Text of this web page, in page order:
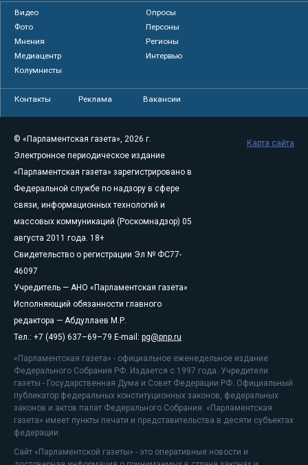
Видео
Опросы
Фото
Персоны
Мнения
Регионы
Медиацентр
Интервью
Колумнисты
Контакты Реклама Вакансии
© «Парламентская газета», 2026 г.
Электронное периодическое издание
«Парламентская газета» зарегистрировано в
Федеральной службе по надзору в сфере
связи, информационных технологий и
массовых коммуникаций (Роскомнадзор) 05
августа 2011 года. 18+
Свидетельство о регистрации Эл № ФС77-
46097
Учредитель — АНО «Парламентская газета»
Исполняющий обязанности главного
редактора — Абдуллаев М.Р.
Тел.: +7 (495) 637–69–79 E-mail: pg@pnp.ru
«Парламентская газета» - официальное еженедельное издание
Федерального Собрания РФ. Издается с 1997 года. Учредители
газеты - Государственная Дума и Совет Федерации РФ. Официальный
публикатор федеральных конституционных законов, федеральных
законов и актов палат Федерального Собрания. «Парламентская
газета» имеет пункты печати и представительства в десяти субъектах
федерации.
Сайт «Парламентской газеты» - это оперативные новости и
Карта сайта